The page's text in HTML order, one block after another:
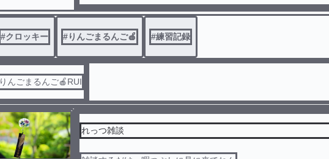
#クロッキー #りんごまるんご🍎 #練習記録
りんごまるんご🍎RUI
れっつ雑談